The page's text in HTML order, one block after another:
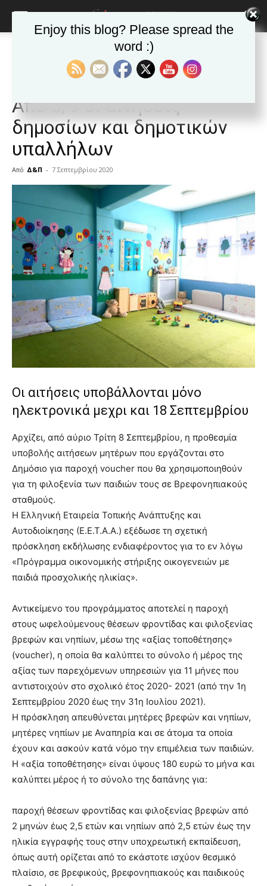
ΕΙΔΗΣΕΙΣ Ελλαδα
Βρεφονηπιακοί σταθμοί:
Από 8/9 οι αιτήσεις
δημοσίων και δημοτικών
υπαλλήλων
Από Δ&Π - 7 Σεπτεμβρίου 2020
lesbians
very
hot
cam
show.desi
xxx
brandi
teaches
you
the
meaning
pain.
hd
porn
Οι αιτήσεις υποβάλλονται μόνο
ηλεκτρονικά μεχρι και 18 Σεπτεμβρίου
Αρχίζει, από αύριο Τρίτη 8 Σεπτεμβρίου, η προθεσμία
υποβολής αιτήσεων μητέρων που εργάζονται στο
Δημόσιο για παροχή voucher που θα χρησιμοποιηθούν
για τη φιλοξενία των παιδιών τους σε Βρεφονηπιακούς
σταθμούς.
Η Ελληνική Εταιρεία Τοπικής Ανάπτυξης και
Αυτοδιοίκησης (Ε.Ε.Τ.Α.Α.) εξέδωσε τη σχετική
πρόσκληση εκδήλωσης ενδιαφέροντος για το εν λόγω
«Πρόγραμμα οικονομικής στήριξης οικογενειών με
παιδιά προσχολικής ηλικίας».
Αντικείμενο του προγράμματος αποτελεί η παροχή
στους ωφελούμενους θέσεων φροντίδας και φιλοξενίας
βρεφών και νηπίων, μέσω της «αξίας τοποθέτησης»
(voucher), η οποία θα καλύπτει το σύνολο ή μέρος της
αξίας των παρεχόμενων υπηρεσιών για 11 μήνες που
αντιστοιχούν στο σχολικό έτος 2020- 2021 (από την 1η
Σεπτεμβρίου 2020 έως την 31η Ιουλίου 2021).
Η πρόσκληση απευθύνεται μητέρες βρεφών και νηπίων,
μητέρες νηπίων με Αναπηρία και σε άτομα τα οποία
έχουν και ασκούν κατά νόμο την επιμέλεια των παιδιών.
Η «αξία τοποθέτησης» είναι ύψους 180 ευρώ το μήνα και
καλύπτει μέρος ή το σύνολο της δαπάνης για:
παροχή θέσεων φροντίδας και φιλοξενίας βρεφών από
2 μηνών έως 2,5 ετών και νηπίων από 2,5 ετών έως την
ηλικία εγγραφής τους στην υποχρεωτική εκπαίδευση,
όπως αυτή ορίζεται από το εκάστοτε ισχύον θεσμικό
πλαίσιο, σε βρεφικούς, βρεφονηπιακούς και παιδικούς
Enjoy this blog? Please spread the
word :)